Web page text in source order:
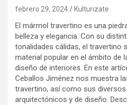
febrero 29, 2024 Kulturizate
El mármol travertino es una
belleza y elegancia. Con su
tonalidades cálidas, el travertino
material popular en el ámbito de
diseño de interiores. En este
Ceballos Jiménez nos muestra
travertino, así como sus
arquitectónicos y de diseño.